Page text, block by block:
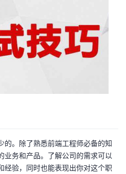
的。除了熟悉前端工程师必备的知
业务和产品。了解公司的需求可以
经验，同时也能表现出你对这个职